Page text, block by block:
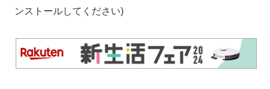
ンストールしてください)